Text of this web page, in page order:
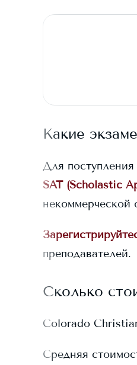
Какие
Для поступления
SAT (Scholastic
некоммерческой
преподавателей.
Сколько
Colorado
Средняя